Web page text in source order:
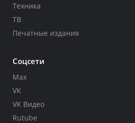
Техника
ТВ
Печатные издания
Соцсети
Max
VK
VK Видео
Rutube